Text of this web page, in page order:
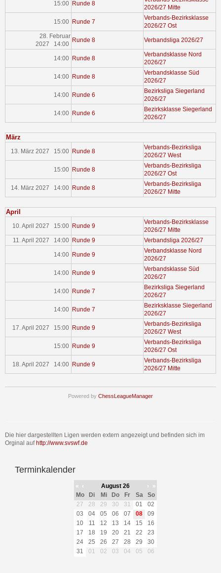
15:00 Runde 8
2026/27 Mitte
15:00 Runde 7
Verbands-Bezirksklasse
2026/27 Ost
28. Februar
2027 14:00
Runde 8 Verbandsliga 2026/27
14:00 Runde 8
Verbandsklasse Nord
2026/27
14:00 Runde 8
Verbandsklasse Süd
2026/27
14:00 Runde 6
Bezirksliga Siegerland
2026/27
14:00 Runde 6
Bezirksklasse Siegerland
2026/27
März
13. März 2027 15:00 Runde 8
Verbands-Bezirksliga
2026/27 West
15:00 Runde 8
Verbands-Bezirksliga
2026/27 Ost
14. März 2027 14:00 Runde 8
Verbands-Bezirksliga
2026/27 Mitte
April
10. April 2027 15:00 Runde 9
Verbands-Bezirksklasse
2026/27 Mitte
11. April 2027 14:00 Runde 9 Verbandsliga 2026/27
14:00 Runde 9
Verbandsklasse Nord
2026/27
14:00 Runde 9
Verbandsklasse Süd
2026/27
14:00 Runde 7
Bezirksliga Siegerland
2026/27
14:00 Runde 7
Bezirksklasse Siegerland
2026/27
17. April 2027 15:00 Runde 9
Verbands-Bezirksliga
2026/27 West
15:00 Runde 9
Verbands-Bezirksliga
2026/27 Ost
18. April 2027 14:00 Runde 9
Verbands-Bezirksliga
2026/27 Mitte
Powered by ChessLeagueManager
Die hier dargestellten Ligen werden extern angezeigt und befinden sich im
Orginal auf http://www.svswf.de
Terminkalender
« ‹ August 26 ›
»
Mo
Di Mi Do Fr Sa
So
27
28 29 30 31 01
02
03
04 05 06 07 08
09
10
11 12 13 14 15
16
17
18 19 20 21 22
23
24
25 26 27 28 29
30
31
01 02 03 04 05 06